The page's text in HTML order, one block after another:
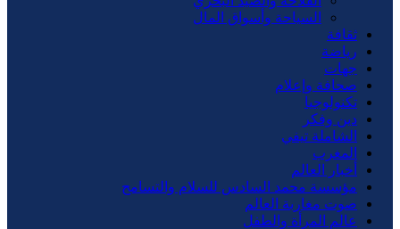
السياحة وأسواق المال
ثقافة
رياضة
جهات
صحافة وإعلام
تكنولوجيا
دين وفكر
الشاملة تيفي
المغرب
أخبار العالم
مؤسسة محمد السادس للسلام والتسامح
صوت مغاربة العالم
عالم المرأة والطفل